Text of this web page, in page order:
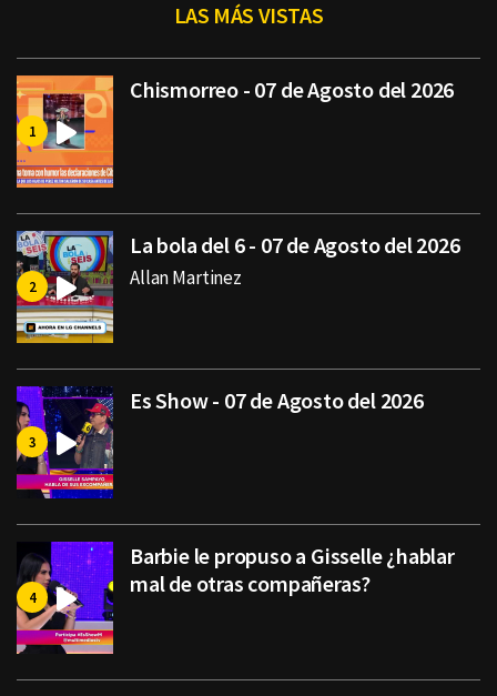
LAS MÁS VISTAS
Chismorreo - 07 de Agosto del 2026
La bola del 6 - 07 de Agosto del 2026
Allan Martinez
Es Show - 07 de Agosto del 2026
Barbie le propuso a Gisselle ¿hablar
mal de otras compañeras?